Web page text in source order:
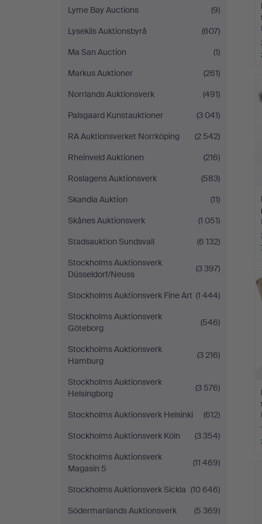
Lyme Bay Auctions
(9)
Lysekils Auktionsbyrå
(607)
Ma San Auction
(1)
Markus Auktioner
(261)
Norrlands Auktionsverk
(491)
Palsgaard Kunstauktioner
(3 041)
RA Auktionsverket Norrköping
(2 542)
Rheinveld Auktionen
(216)
Roslagens Auktionsverk
(583)
Skandia Auktion
(11)
Skånes Auktionsverk
(1 051)
Stadsauktion Sundsvall
(6 132)
Stockholms Auktionsverk
Düsseldorf/Neuss
(3 397)
Stockholms Auktionsverk Fine Art (1 444)
Stockholms Auktionsverk
Göteborg
(546)
Stockholms Auktionsverk
Hamburg
(3 216)
Stockholms Auktionsverk
Helsingborg
(3 576)
Stockholms Auktionsverk Helsinki
(612)
Stockholms Auktionsverk Köln
(3 354)
Stockholms Auktionsverk
Magasin 5
(11 469)
Stockholms Auktionsverk Sickla (10 646)
Södermanlands Auktionsverk
(5 369)